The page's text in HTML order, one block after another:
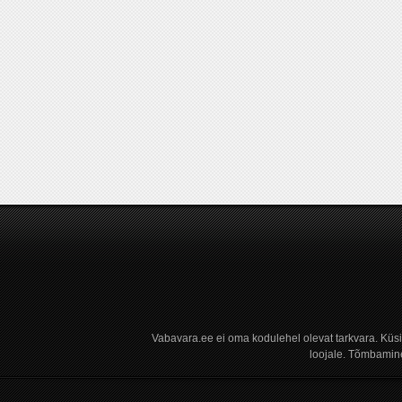
Vabavara.ee ei oma kodulehel olevat tarkvara.
loojale.